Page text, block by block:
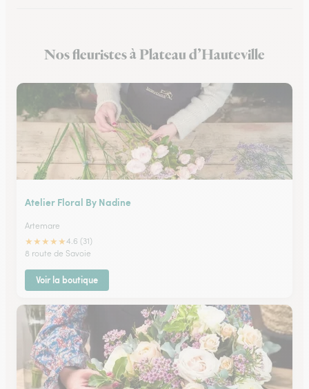
Fleuristes à Oyonnax
Nos fleuristes à Plateau d’Hauteville
Atelier Floral By Nadine
Artemare
★★★★★4.6 (31)
8 route de Savoie
Voir la boutique